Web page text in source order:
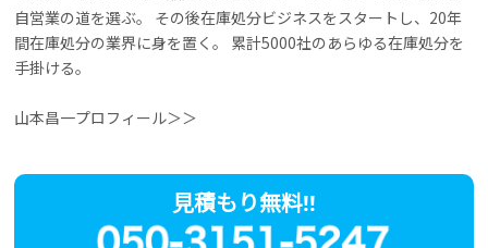
自営業の道を選ぶ。 その後在庫処分ビジネスをスタートし、20年
間在庫処分の業界に身を置く。 累計5000社のあらゆる在庫処分を
手掛ける。
山本昌一プロフィール＞＞
見積もり無料!!